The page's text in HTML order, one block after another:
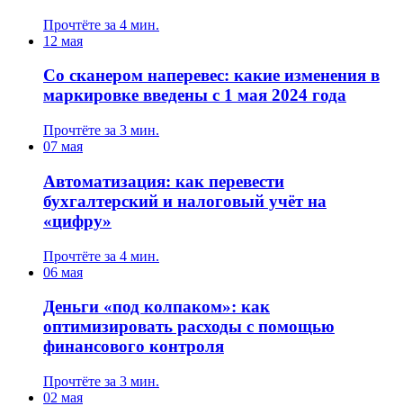
Прочтёте за 4 мин.
12 мая
Со сканером наперевес: какие изменения в
маркировке введены с 1 мая 2024 года
Прочтёте за 3 мин.
07 мая
Автоматизация: как перевести
бухгалтерский и налоговый учёт на
«цифру»
Прочтёте за 4 мин.
06 мая
Деньги «под колпаком»: как
оптимизировать расходы с помощью
финансового контроля
Прочтёте за 3 мин.
02 мая